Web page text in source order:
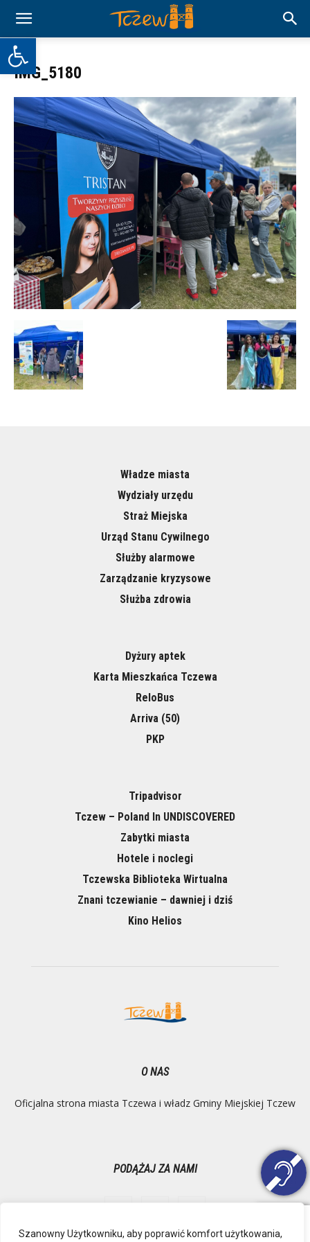
Otwórz pasek narzędzi
Szanowny Użytkowniku, aby poprawić komfort użytkowania,
IMG_5180
Władze miasta
Wydziały urzędu
Straż Miejska
Urząd Stanu Cywilnego
Służby alarmowe
Zarządzanie kryzysowe
Służba zdrowia
Dyżury aptek
Karta Mieszkańca Tczewa
ReloBus
Arriva (50)
PKP
Tripadvisor
Tczew – Poland In UNDISCOVERED
Zabytki miasta
Hotele i noclegi
Tczewska Biblioteka Wirtualna
Znani tczewianie – dawniej i dziś
Kino Helios
O NAS
Oficjalna strona miasta Tczewa i władz Gminy Miejskiej Tczew
PODĄŻAJ ZA NAMI